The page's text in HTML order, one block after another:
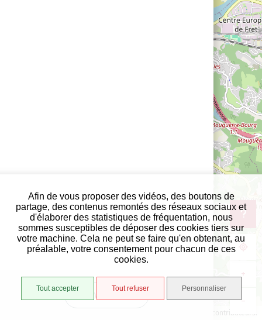
Afin de vous proposer des vidéos, des boutons de
partage, des contenus remontés des réseaux sociaux et
d'élaborer des statistiques de fréquentation, nous
sommes susceptibles de déposer des cookies tiers sur
votre machine. Cela ne peut se faire qu'en obtenant, au
préalable, votre consentement pour chacun de ces
cookies.
Tout accepter Tout refuser Personnaliser
+
−
contributeurs.